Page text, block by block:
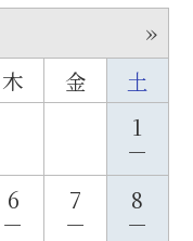
»
木 金
土
1
－
6
－
7
－
8
－